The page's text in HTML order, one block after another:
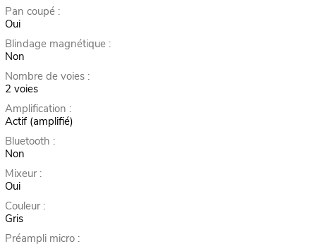
Pan coupé :
Oui
Blindage magnétique :
Non
Nombre de voies :
2 voies
Amplification :
Actif (amplifié)
Bluetooth :
Non
Mixeur :
Oui
Couleur :
Gris
Préampli micro :